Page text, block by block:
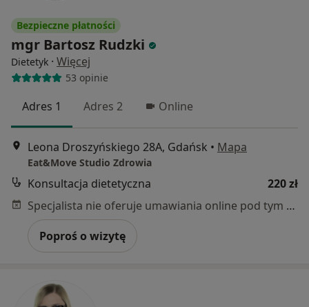
Bezpieczne płatności
mgr Bartosz Rudzki
Dietetyk · Więcej
53 opinie
Adres 1 Adres 2 Online
Leona Droszyńskiego 28A, Gdańsk • Mapa
Eat&Move Studio Zdrowia
Konsultacja dietetyczna
220 zł
Specjalista nie oferuje umawiania online pod tym adresem.
Poproś o wizytę